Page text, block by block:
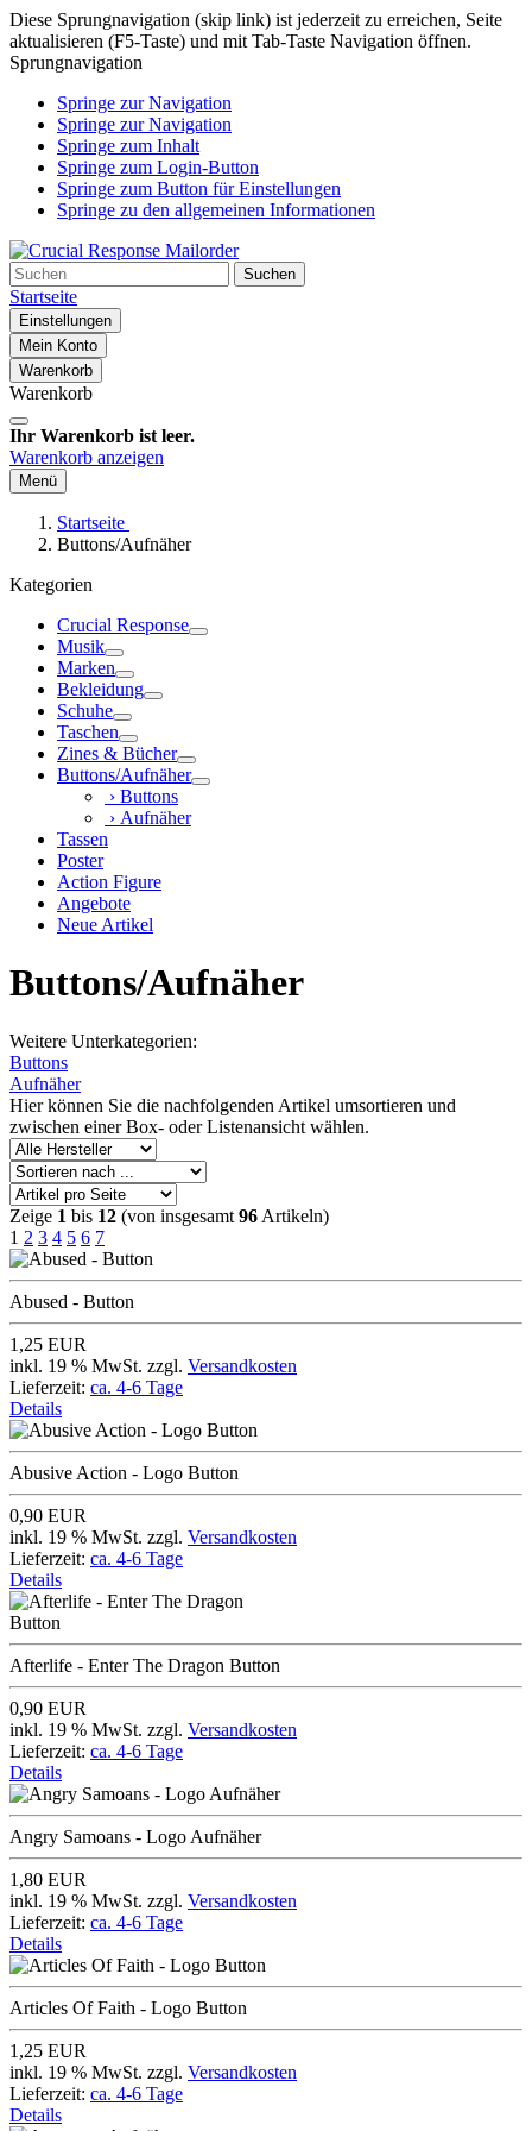
Diese Sprungnavigation (skip link) ist jederzeit zu erreichen, Seite
aktualisieren (F5-Taste) und mit Tab-Taste Navigation öffnen.
Sprungnavigation
Springe zur Navigation
Springe zur Navigation
Springe zum Inhalt
Springe zum Login-Button
Springe zum Button für Einstellungen
Springe zu den allgemeinen Informationen
Suchen
Startseite
Einstellungen
Mein Konto
Warenkorb
Warenkorb
Ihr Warenkorb ist leer.
Warenkorb anzeigen
Menü
Startseite
Buttons/Aufnäher
Kategorien
Crucial Response
Musik
Marken
Bekleidung
Schuhe
Taschen
Zines & Bücher
Buttons/Aufnäher
› Buttons
› Aufnäher
Tassen
Poster
Action Figure
Angebote
Neue Artikel
Buttons/Aufnäher
Weitere Unterkategorien:
Buttons
Aufnäher
Hier können Sie die nachfolgenden Artikel umsortieren und
zwischen einer Box- oder Listenansicht wählen.
Zeige 1 bis 12 (von insgesamt 96 Artikeln)
1 2 3 4 5 6 7
Abused - Button
1,25 EUR
inkl. 19 % MwSt. zzgl. Versandkosten
Lieferzeit: ca. 4-6 Tage
Details
Abusive Action - Logo Button
0,90 EUR
inkl. 19 % MwSt. zzgl. Versandkosten
Lieferzeit: ca. 4-6 Tage
Details
Afterlife - Enter The Dragon Button
0,90 EUR
inkl. 19 % MwSt. zzgl. Versandkosten
Lieferzeit: ca. 4-6 Tage
Details
Angry Samoans - Logo Aufnäher
1,80 EUR
inkl. 19 % MwSt. zzgl. Versandkosten
Lieferzeit: ca. 4-6 Tage
Details
Articles Of Faith - Logo Button
1,25 EUR
inkl. 19 % MwSt. zzgl. Versandkosten
Lieferzeit: ca. 4-6 Tage
Details